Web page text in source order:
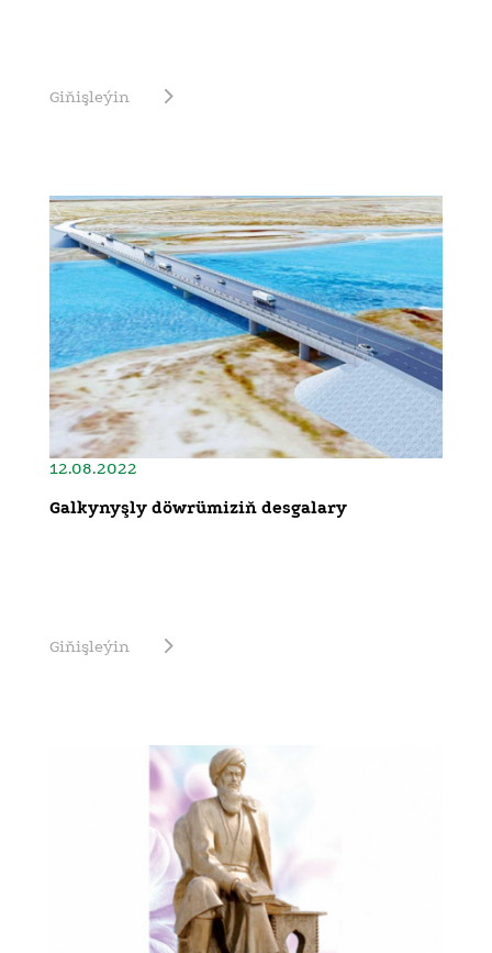
Giňişleýin
12.08.2022
Galkynyşly döwrümiziň desgalary
Giňişleýin